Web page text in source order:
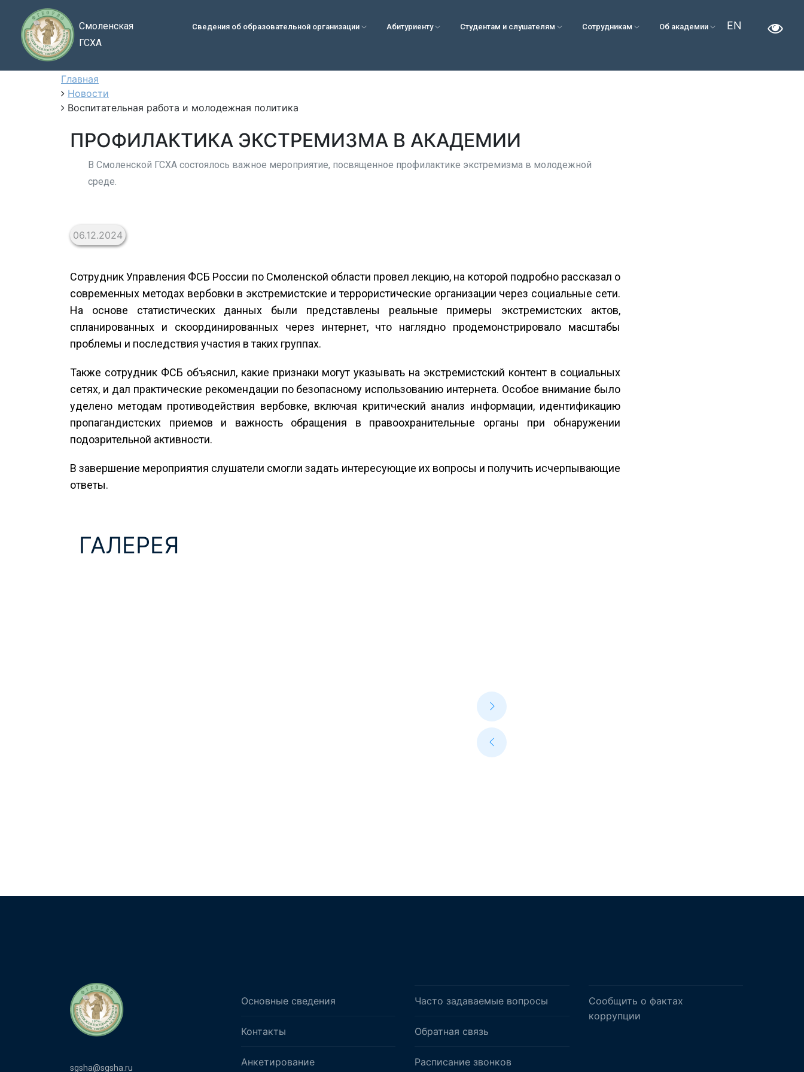
Смоленская
ГСХА
Сведения об образовательной организации Абитуриенту Студентам и слушателям Сотрудникам Об академии EN
Главная
Новости
Воспитательная работа и молодежная политика
ПРОФИЛАКТИКА ЭКСТРЕМИЗМА В АКАДЕМИИ
В Смоленской ГСХА состоялось важное мероприятие, посвященное профилактике экстремизма в молодежной
среде.
06.12.2024
Сотрудник Управления ФСБ России по Смоленской области провел лекцию, на которой подробно рассказал о
современных методах вербовки в экстремистские и террористические организации через социальные сети.
На основе статистических данных были представлены реальные примеры экстремистских актов,
спланированных и скоординированных через интернет, что наглядно продемонстрировало масштабы
проблемы и последствия участия в таких группах.
Также сотрудник ФСБ объяснил, какие признаки могут указывать на экстремистский контент в социальных
сетях, и дал практические рекомендации по безопасному использованию интернета. Особое внимание было
уделено методам противодействия вербовке, включая критический анализ информации, идентификацию
пропагандистских приемов и важность обращения в правоохранительные органы при обнаружении
подозрительной активности.
В завершение мероприятия слушатели смогли задать интересующие их вопросы и получить исчерпывающие
ответы.
ГАЛЕРЕЯ
sgsha@sgsha.ru
Основные сведения
Контакты
Анкетирование
Часто задаваемые вопросы
Обратная связь
Расписание звонков
Сообщить о фактах
коррупции